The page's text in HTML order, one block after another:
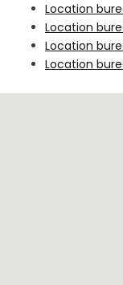
Location
Location
Location
Location